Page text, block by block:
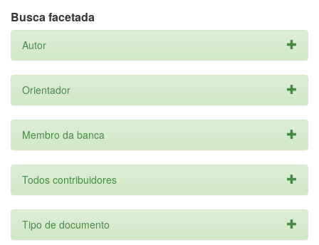
Busca facetada
Autor
Orientador
Membro da banca
Todos contribuidores
Tipo de documento